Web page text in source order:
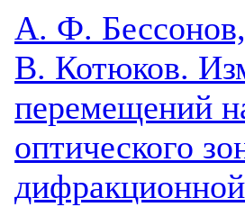
А. Ф.
В. Котюков.
перемещений
оптического